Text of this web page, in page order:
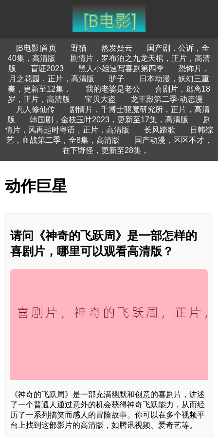
[B电影]首页 野猫 蒸发疑云
国产剧，公诉，全
40集，高清版
剧情片，罗布泊之九龙天棺，正片，高清
版
盲证2023 黑人小姐速写喜剧第四季
恐怖片，
月之花园，正片，高清版
驴子
日本动漫，妖幻三重
奏，更新至12集，
我的老婆是老公
喜剧片，逃离18
岁，正片，高清版
宝贝大盗
龙王殿第二季·动态漫
凡人修仙传
剧情片，千博士驱魔研究所，正片，高清
版
韩国剧，金枝玉叶2023，更新至17集，高清版
剧
情片，风再起时粤语，正片，高清版
长风踏歌
日韩综
艺，血战第二季，全8集，高清版
国产动漫，区区不才，
在下野怪，更新至28集，
动作巨星
请问《神奇的飞跃周》是一部怎样的
喜剧片，哪里可以观看高清版？
《神奇的飞跃周》是一部充满幽默和创意的喜剧片，讲述
了一个普通人通过意外的机会获得神奇飞跃能力，从而经
历了一系列搞笑而感人的冒险故事。你可以在多个视频平
台上找到这部影片的高清版，如腾讯视频、爱奇艺等。